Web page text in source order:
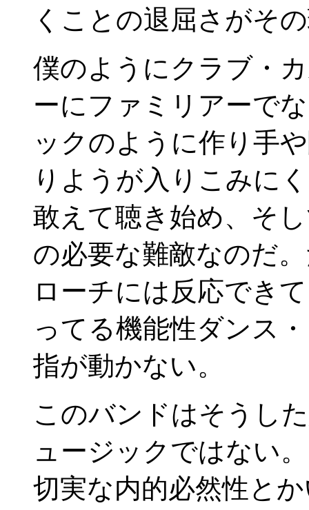
くことの退屈さがそ
僕のようにクラブ・
ーにファミリアーで
ックのように作り手
りようが入りこみに
敢えて聴き始め、そ
の必要な難敵なのだ
ローチには反応でき
ってる機能性ダンス
指が動かない。
このバンドはそうし
ュージックではない
切実な内的必然性と